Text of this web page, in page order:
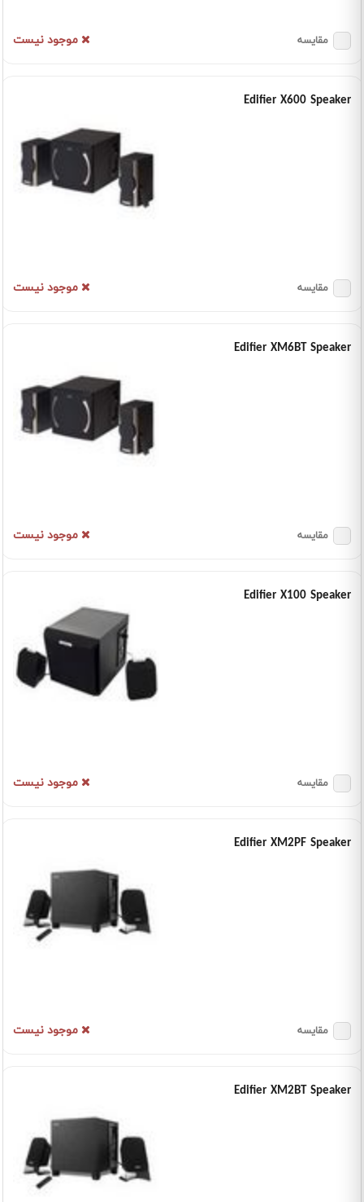
موجود نیست مقایسه
Edifier X600 Speaker
موجود نیست مقایسه
Edifier XM6BT Speaker
موجود نیست مقایسه
Edifier X100 Speaker
موجود نیست مقایسه
Edifier XM2PF Speaker
موجود نیست مقایسه
Edifier XM2BT Speaker